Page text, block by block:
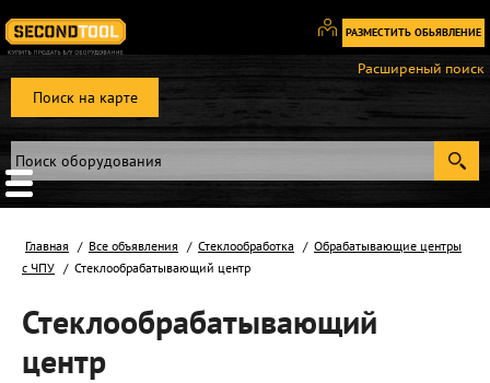
РАЗМЕСТИТЬ ОБЬЯВЛЕНИЕ
Вход
Регистрация
Поиск на карте
Расширеный поиск
Главная Все объявления Стеклообработка
Обрабатывающие центры
с ЧПУ
Стеклообрабатывающий центр
Стеклообрабатывающий
центр